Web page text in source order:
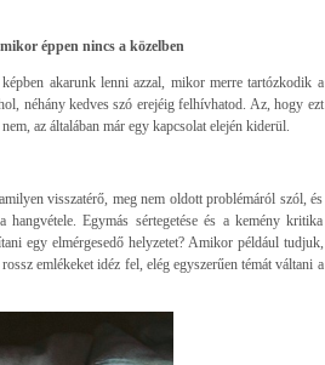
éppen nincs a közelben
akarunk lenni azzal, mikor merre tartózkodik a
néhány kedves szó erejéig felhívhatod. Az, hogy ezt
az általában már egy kapcsolat elején kiderül.
visszatérő, meg nem oldott problémáról szól, és
Egymás sértegetése és a kemény kritika
egy elmérgesedő helyzetet? Amikor például tudjuk,
emlékeket idéz fel, elég egyszerűen témát váltani a